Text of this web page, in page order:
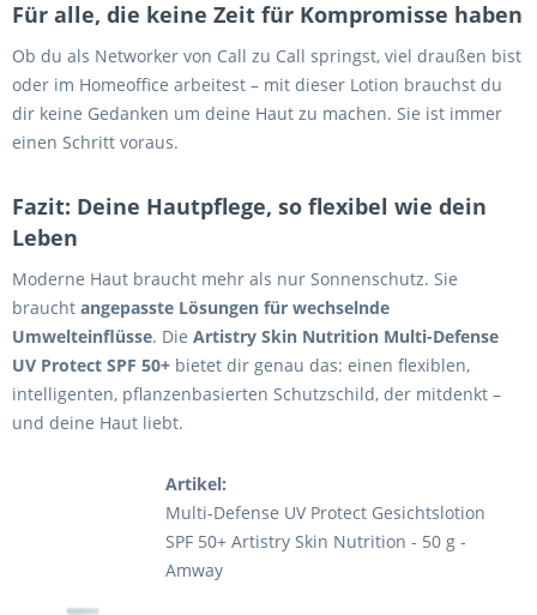
Für alle, die keine Zeit für Kompromisse haben
Ob du als Networker von Call zu Call springst, viel draußen bist
oder im Homeoffice arbeitest – mit dieser Lotion brauchst du
dir keine Gedanken um deine Haut zu machen. Sie ist immer
einen Schritt voraus.
Fazit: Deine Hautpflege, so flexibel wie dein
Leben
Moderne Haut braucht mehr als nur Sonnenschutz. Sie
braucht angepasste Lösungen für wechselnde
Umwelteinflüsse. Die Artistry Skin Nutrition Multi-Defense
UV Protect SPF 50+ bietet dir genau das: einen flexiblen,
intelligenten, pflanzenbasierten Schutzschild, der mitdenkt –
und deine Haut liebt.
Artikel:
Multi-Defense UV Protect Gesichtslotion
SPF 50+ Artistry Skin Nutrition - 50 g -
Amway